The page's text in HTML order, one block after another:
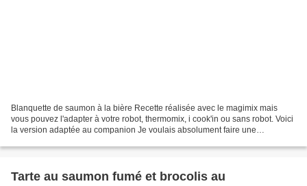
Blanquette de saumon à la bière Recette réalisée avec le magimix mais
vous pouvez l'adapter à votre robot, thermomix, i cook'in ou sans robot. Voici
la version adaptée au companion Je voulais absolument faire une
Tarte au saumon fumé et brocolis au